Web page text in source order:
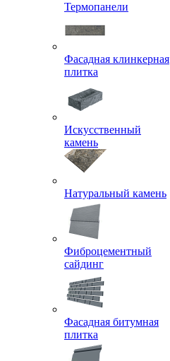
Термопанели
Фасадная клинкерная
плитка
Искусственный
камень
Натуральный камень
Фиброцементный
сайдинг
Фасадная битумная
плитка